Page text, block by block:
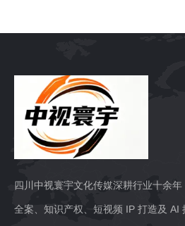
四川中视寰宇文化传媒深耕行业十余
全案、知识产权、短视频 IP 打造及 AI